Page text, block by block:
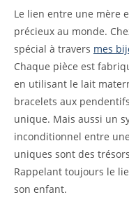
Le lien entre une mère
précieux au monde.
spécial à travers mes
Chaque pièce est
en utilisant le lait
bracelets aux
unique. Mais aussi un
inconditionnel entre
uniques sont des
Rappelant toujours le
son enfant.